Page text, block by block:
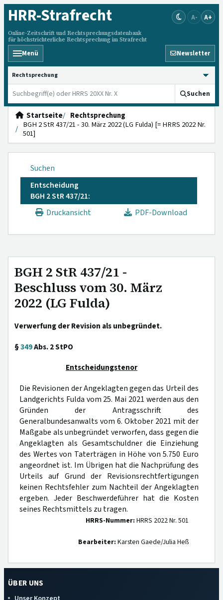
HRR-Strafrecht
Online-Zeitschrift und Rechtsprechungsdatenbank
für höchstrichterliche Rechtsprechung im Strafrecht
A- A+
Menü Newsletter
HRRS durchsuchen
Suchen
Startseite
Rechtsprechung
BGH 2 StR 437/21 - 30. März 2022 (LG Fulda) [= HRRS 2022 Nr.
501]
Suchen
Entscheidung
BGH 2 StR 437/21:
Druckansicht
PDF-Download
BGH 2 StR 437/21 -
Beschluss vom 30. März
2022 (LG Fulda)
Verwerfung der Revision als unbegründet.
§349Abs. 2 StPO
Entscheidungstenor
Die Revisionen der Angeklagten gegen das Urteil des
Landgerichts Fulda vom 25. Mai 2021 werden aus den
Gründen der Antragsschrift des
Generalbundesanwalts vom 6. Oktober 2021 mit der
Maßgabe als unbegründet verworfen, dass gegen die
Angeklagten als Gesamtschuldner die Einziehung
des Wertes von Taterträgen in Höhe von 5.750 Euro
angeordnet ist. Im Übrigen hat die Nachprüfung des
Urteils auf Grund der Revisionsrechtfertigungen
keinen Rechtsfehler zum Nachteil der Angeklagten
ergeben. Jeder Beschwerdeführer hat die Kosten
seines Rechtsmittels zu tragen.
HRRS-Nummer: HRRS 2022 Nr. 501
Bearbeiter: Karsten Gaede/Julia Heß
ÜBER UNS